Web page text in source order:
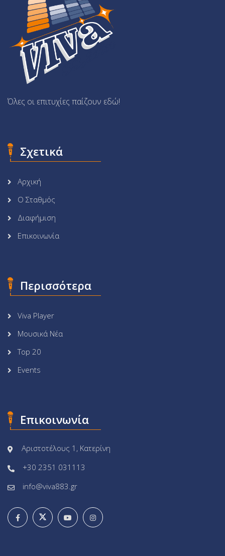
Όλες οι επιτυχίες παίζουν εδώ!
Σχετικά
Αρχική
Ο Σταθμός
Διαφήμιση
Επικοινωνία
Περισσότερα
Viva Player
Μουσικά Νέα
Top 20
Events
Επικοινωνία
Αριστοτέλους 1, Κατερίνη
+30 2351 031113
info@viva883.gr